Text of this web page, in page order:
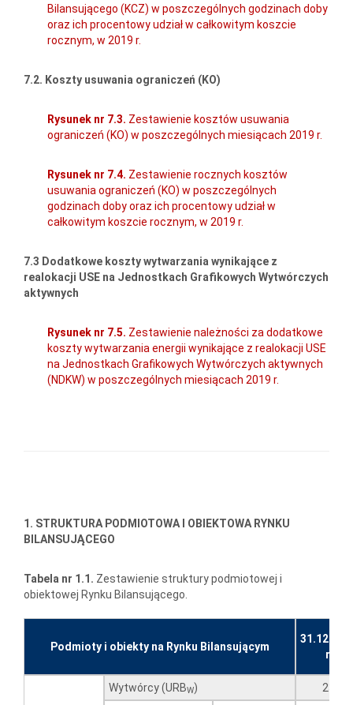
Bilansującego (KCZ) w poszczególnych godzinach doby
oraz ich procentowy udział w całkowitym koszcie
rocznym, w 2019 r.
7.2. Koszty usuwania ograniczeń (KO)
Rysunek nr 7.3. Zestawienie kosztów usuwania
ograniczeń (KO) w poszczególnych miesiącach 2019 r.
Rysunek nr 7.4. Zestawienie rocznych kosztów
usuwania ograniczeń (KO) w poszczególnych
godzinach doby oraz ich procentowy udział w
całkowitym koszcie rocznym, w 2019 r.
7.3 Dodatkowe koszty wytwarzania wynikające z
realokacji USE na Jednostkach Grafikowych Wytwórczych
aktywnych
Rysunek nr 7.5. Zestawienie należności za dodatkowe
koszty wytwarzania energii wynikające z realokacji USE
na Jednostkach Grafikowych Wytwórczych aktywnych
(NDKW) w poszczególnych miesiącach 2019 r.
1. STRUKTURA PODMIOTOWA I OBIEKTOWA RYNKU
BILANSUJĄCEGO
Tabela nr 1.1. Zestawienie struktury podmiotowej i
obiektowej Rynku Bilansującego.
Podmioty i obiekty na Rynku Bilansującym
r.
Wytwórcy (URBW) 23